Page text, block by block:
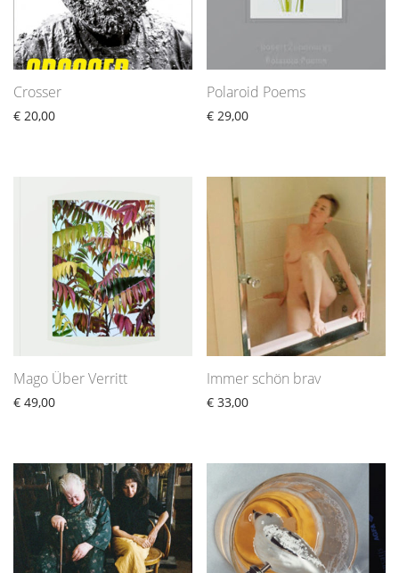
Crosser
€ 20,00
Polaroid Poems
€ 29,00
Mago Über Verritt
€ 49,00
Immer schön brav
€ 33,00